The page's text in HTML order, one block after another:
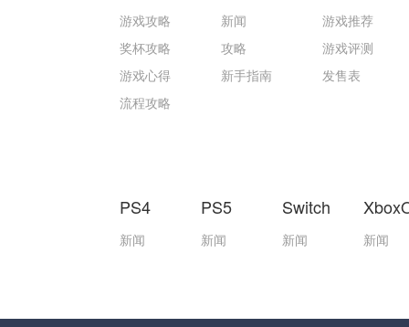
游戏攻略
奖杯攻略
游戏心得
流程攻略
新闻
攻略
新手指南
游戏推荐
游戏评测
发售表
PS4
新闻
PS5
新闻
Switch
新闻 新闻